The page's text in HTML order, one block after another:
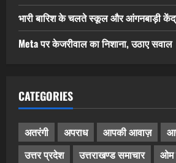
भारी बारिश के चलते स्कूल और आंगनबाड़ी
Meta पर केजरीवाल का निशाना, उठाए सवाल
CATEGORIES
अतरंगी अपराध आपकी आवाज़
उत्तर प्रदेश
उत्तराखण्ड समाचार
ओम